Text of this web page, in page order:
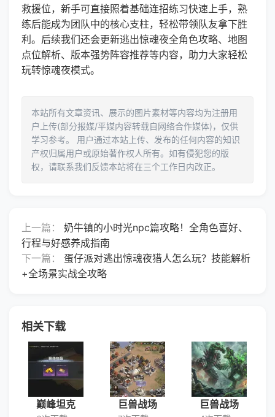
救援位，新手可直接照着基础连招练习快速上手，熟
练后能成为团队中的核心支柱，轻松带领队友拿下胜
利。后续我们还会更新逃出惊魂夜全角色攻略、地图
点位解析、版本强势阵容推荐等内容，助力大家轻松
玩转惊魂夜模式。
本站所有文章资讯、展示的图片素材等内容均为注册用
户上传(部分报媒/平媒内容转载自网络合作媒体)，仅供
学习参考。 用户通过本站上传、发布的任何内容的知识
产权归属用户或原始著作权人所有。如有侵犯您的版
权，请联系我们反馈本站将在三个工作日内改正。
上一篇：
奶牛镇的小时光npc篇攻略！全角色喜好、
行程与好感养成指南
下一篇：
蛋仔派对逃出惊魂夜猎人怎么玩？技能解析
+全场景实战全攻略
相关下载
巅峰坦克 巨兽战场 巨兽战场